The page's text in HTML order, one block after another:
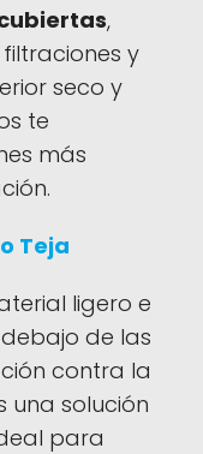
,
y
seco y
te
más
Teja
ligero e
de las
contra la
una solución
para